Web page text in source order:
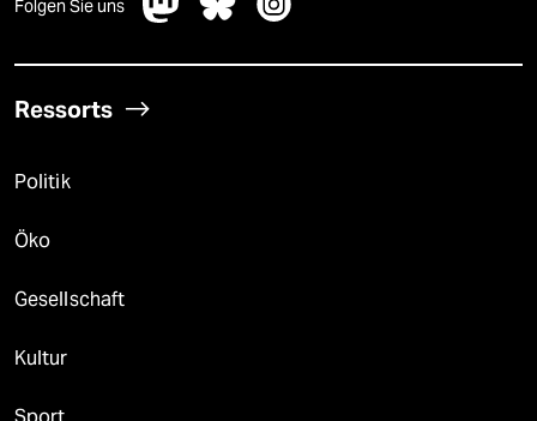
Folgen Sie uns
Ressorts
Politik
Öko
Gesellschaft
Kultur